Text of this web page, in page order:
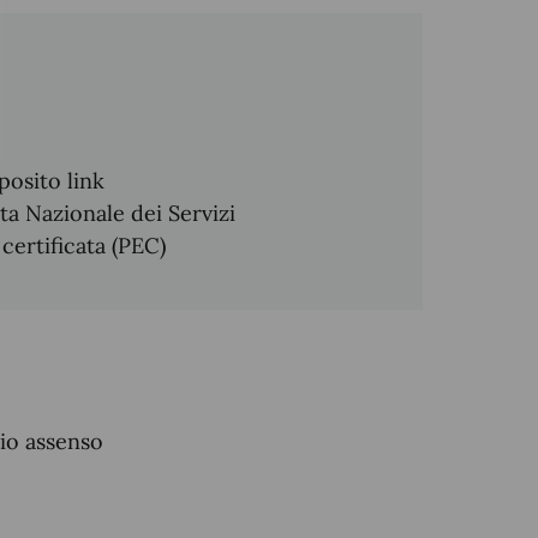
link
Nazionale dei Servizi
(PEC)
assenso